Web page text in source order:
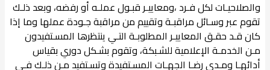
والصلاحيـات لكل فـرد ،ومعاييـر قبـول عملـه أو رفضه، وبعد ذلـك
تقوم عبر وسـائل مراقبـة وتقييم من مراقبة جـودة عملها وما إذا
كان قـد حقـق المعاييـر المطلوبـة التـي ينتظرها المسـتفيدون
مـن الخدمـة الإعلامية للشـبكة، وتقوم بشـكل دوري بقياس
أدائهـا ومـدى رضـا الجهـات المسـتفيدة وتسـتفيد مـن ذلـك فـي